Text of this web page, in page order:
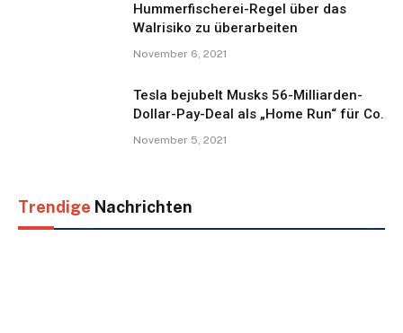
Hummerfischerei-Regel über das
Walrisiko zu überarbeiten
November 6, 2021
Tesla bejubelt Musks 56-Milliarden-
Dollar-Pay-Deal als „Home Run“ für Co.
November 5, 2021
Trendige Nachrichten